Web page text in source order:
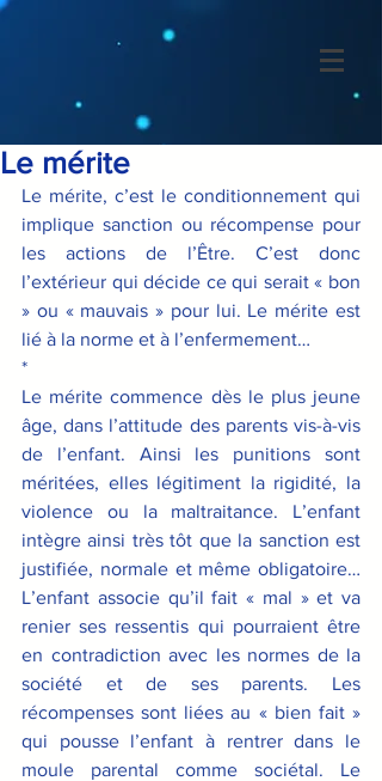
Le mérite
Le mérite, c’est le conditionnement qui
implique sanction ou récompense pour
les actions de l’Être. C’est donc
l’extérieur qui décide ce qui serait « bon
» ou « mauvais » pour lui. Le mérite est
lié à la norme et à l’enfermement…
*
Le mérite commence dès le plus jeune
âge, dans l’attitude des parents vis-à-vis
de l’enfant. Ainsi les punitions sont
méritées, elles légitiment la rigidité, la
violence ou la maltraitance. L’enfant
intègre ainsi très tôt que la sanction est
justifiée, normale et même obligatoire…
L’enfant associe qu’il fait « mal » et va
renier ses ressentis qui pourraient être
en contradiction avec les normes de la
société et de ses parents. Les
récompenses sont liées au « bien fait »
qui pousse l’enfant à rentrer dans le
moule parental comme sociétal. Le